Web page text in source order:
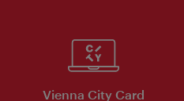
Vienna City Card